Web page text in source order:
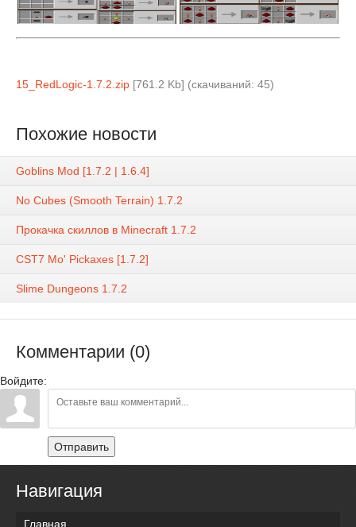
15_RedLogic-1.7.2.zip [761.2 Kb] (cкачиваний: 45)
Похожие новости
Goblins Mod [1.7.2 | 1.6.4]
No Cubes (Smooth Terrain) 1.7.2
Прокачка скиллов в Minecraft 1.7.2
CST7 Mo' Pickaxes [1.7.2]
Slime Dungeons 1.7.2
Комментарии (0)
Войдите:
Отправить
Навигация
Главная